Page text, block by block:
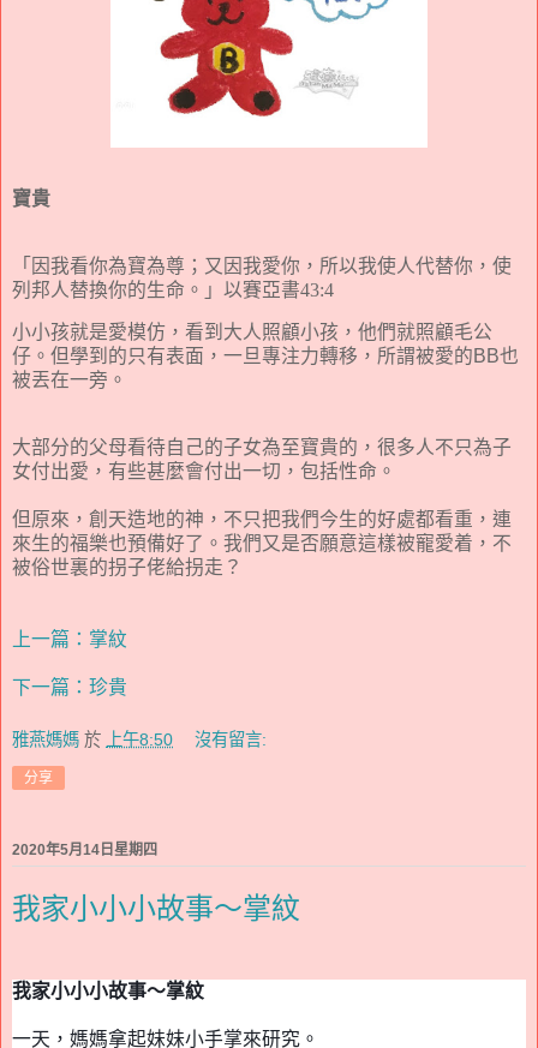
寶貴
「 因我看你為寶為尊；又因我愛你，所以我使人代替你，使
列邦人替換你的生命。」 以賽亞書43:4
小小孩就是愛模仿，看到大人照顧小孩 ， 他們就照顧毛公
仔 。 但學到的只有表面，一旦專注力轉移，所謂被愛的BB也
被丟在一旁。
大部分的父母看待自己的子女為至寶貴的，很多人不只為子
女付出愛，有些甚麼會付出一切，包括性命。
但原來，創天造地的神，不只把我們今生的好處都看重，連
來生的福樂也預備好了。我們又是否願意這樣被寵愛着，不
被俗世裏的拐子佬給拐走？
上一篇：掌紋
下一篇：珍貴
雅燕媽媽 於 上午8:50 沒有留言:
分享
2020年5月14日星期四
我家小小小故事～掌紋
我家小小小故事～掌紋
一天，媽媽拿起妹妹小手掌來研究。